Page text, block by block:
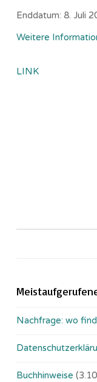
Enddatum: 8. Juli
Weitere
LINK
Nachfrage: wo
Buchhinweise